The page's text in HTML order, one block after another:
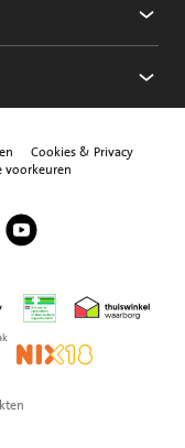
Cookies & Privacy
voorkeuren
Twitter
Jumbo YouTube
Pay Thuiswinkel
NIX18